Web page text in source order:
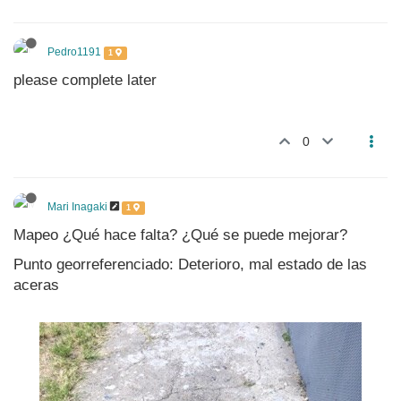
Pedro1191 1
please complete later
0
Mari Inagaki 1
Mapeo ¿Qué hace falta? ¿Qué se puede mejorar?
Punto georreferenciado: Deterioro, mal estado de las
aceras